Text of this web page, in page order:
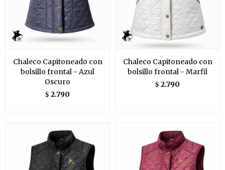
Chaleco Capitoneado con
bolsillo frontal - Azul
Oscuro
$ 2.790
Chaleco Capitoneado con
bolsillo frontal - Marfil
$ 2.790